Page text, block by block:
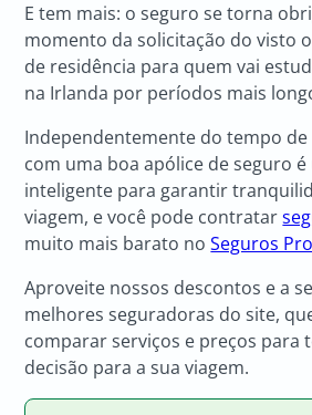
E tem mais: o seguro se torna
momento da solicitação do visto
de residência para quem vai
na Irlanda por períodos mais
Independentemente do tempo
com uma boa apólice de seguro
inteligente para garantir
viagem, e você pode contratar
muito mais barato noSeguros
Aproveite nossos descontos e a
melhores seguradoras do site,
comparar serviços e preços para
decisão para a sua viagem.